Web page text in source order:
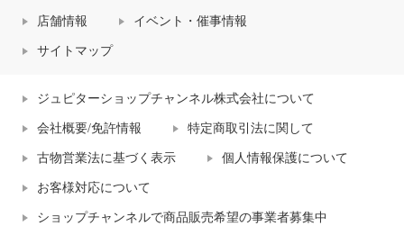
店舗情報 イベント・催事情報
サイトマップ
ジュピターショップチャンネル株式会社について
会社概要/免許情報 特定商取引法に関して
古物営業法に基づく表示 個人情報保護について
お客様対応について
ショップチャンネルで商品販売希望の事業者募集中